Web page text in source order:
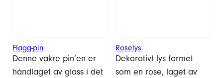
Flagg-pin
Denne vakre pin’en er
håndlaget av glass i det
Roselys
Dekorativt lys formet
som en rose, laget av